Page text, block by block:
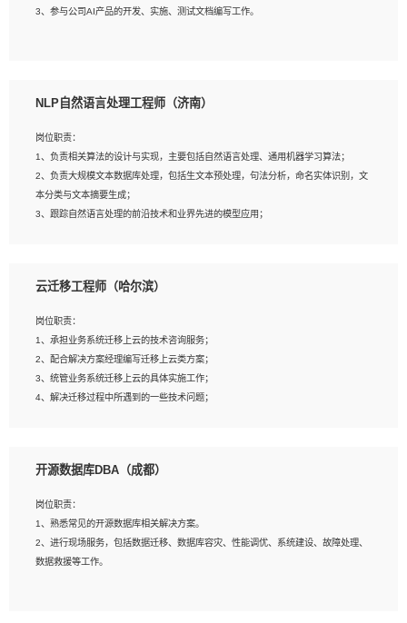
3、参与公司AI产品的开发、实施、测试文档编写工作。
验的更佳；
3、熟悉数据库开发，熟悉Mysql、Oracle、MongoDb数据库应用开发其中一种；
4、熟悉Python Wed框架（Django/Flask...）代码能力优秀，熟悉编码规范和具备
良好的文档编写能力）；
5、沟通表达能力强，具备团队协作能力。
NLP自然语言处理工程师（济南）
岗位职责：
1、负责相关算法的设计与实现，主要包括自然语言处理、通用机器学习算法；
2、负责大规模文本数据库处理，包括生文本预处理，句法分析，命名实体识别，文
本分类与文本摘要生成；
3、跟踪自然语言处理的前沿技术和业界先进的模型应用；
岗位要求：
2、熟悉tensorflow，keras，pytorch等常规深度学习框架，快速根据客户需求实现
有效的模型；
3、熟悉掌握至少一种编程语言，如：Python，Java；
4、 熟悉NLP相关算法与实现；
5、至少有一次及以上问答系统的项目实践，熟悉问答系统全流程开发者优先；
云迁移工程师（哈尔滨）
岗位职责：
1、承担业务系统迁移上云的技术咨询服务；
2、配合解决方案经理编写迁移上云类方案；
3、统管业务系统迁移上云的具体实施工作；
4、解决迁移过程中所遇到的一些技术问题；
1、专科及以上学历，三年以上工作经验，计算机等相关专业；
3、熟悉常见操作系统、存储、网络、 IO 等相关原理；
4、具有迁移工具实操经验，具备P2V、V2V迁移能力；
5、熟练华为、VMware虚拟化、云计算及云存储技术；
6、熟悉主流数据库、应用服务器、中间件部署架构和运维方法；
开源数据库DBA（成都）
岗位职责：
1、熟悉常见的开源数据库相关解决方案。
2、进行现场服务，包括数据迁移、数据库容灾、性能调优、系统建设、故障处理、
数据救援等工作。